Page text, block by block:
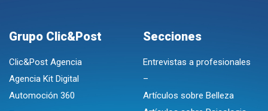
Grupo Clic&Post
Clic&Post Agencia
Agencia Kit Digital
Automoción 360
Secciones
Entrevistas a profesionales
–
Artículos sobre Belleza